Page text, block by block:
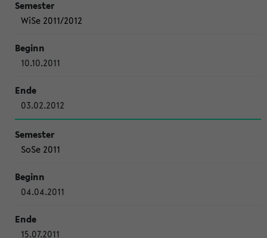
WiSe 2011/2012
10.10.2011
03.02.2012
SoSe 2011
04.04.2011
15.07.2011